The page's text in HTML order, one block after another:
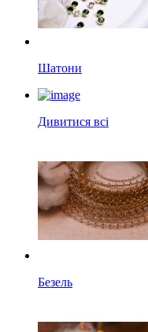
Шатони
Дивитися всі
Безель